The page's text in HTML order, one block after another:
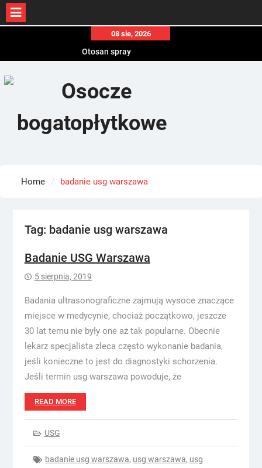
content
08 sie, 2026
Otosan spray
Home badanie usg warszawa
Tag: badanie usg warszawa
Badanie USG Warszawa
5 sierpnia, 2019
Badania ultrasonograficzne zajmują wysoce znaczące
miejsce w medycynie, chociaż początkowo, jeszcze
30 lat temu nie były one aż tak popularne. Obecnie
lekarz specjalista zleca często wykonanie badania,
jeśli konieczne to jest do diagnostyki schorzenia.
Jeśli termin usg warszawa powoduje, że
READ MORE
USG
badanie usg warszawa, usg warszawa, usg